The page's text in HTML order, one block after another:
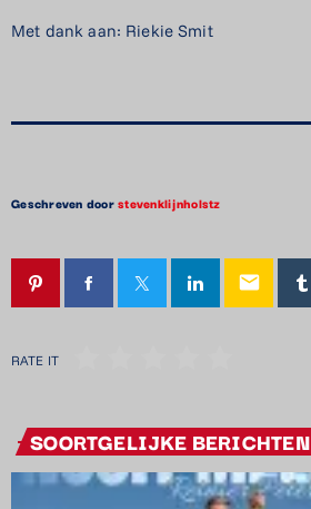
Met dank aan: Riekie Smit
Geschreven doorstevenklijnholstz
email
RATE IT
SOORTGELIJKE BERICHTEN